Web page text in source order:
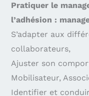
Pratiquer le
l’adhésion :
S’adapter aux
collaborateurs,
Ajuster son
Mobilisateur,
Identifier et